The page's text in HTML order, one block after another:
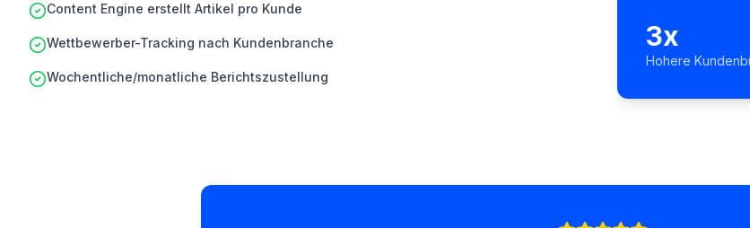
Content Engine erstellt Artikel pro Kunde
Wettbewerber-Tracking nach Kundenbranche
Wochentliche/monatliche Berichtszustellung
3x
Hohere